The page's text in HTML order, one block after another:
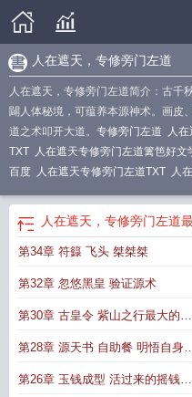
人在遮天，专修旁门左道
人在遮天，专修旁门左道简介：古千
闢人体秘境，可蕴养本源神术。画皮
道之术叩开大道。 专修旁门左道 人
TXT 人在遮天专修旁门左道篱笆好文
百度 人在遮天专修旁门左道TXT 人
专修旁门左道笔趣阁 专修
情 专修旁门左道最
人在遮天，专修旁门左道
第34章 符籙 飞头 桀桀桀
第32章 忽悠黑皇 验证源术
第30章 古皇令 紫山之行最大的收
穫 说谢谢
第28章 源天书 自助餐 明悟自身
门左道的大道方向
第26章 玉钱成型 活过来的摇钱树